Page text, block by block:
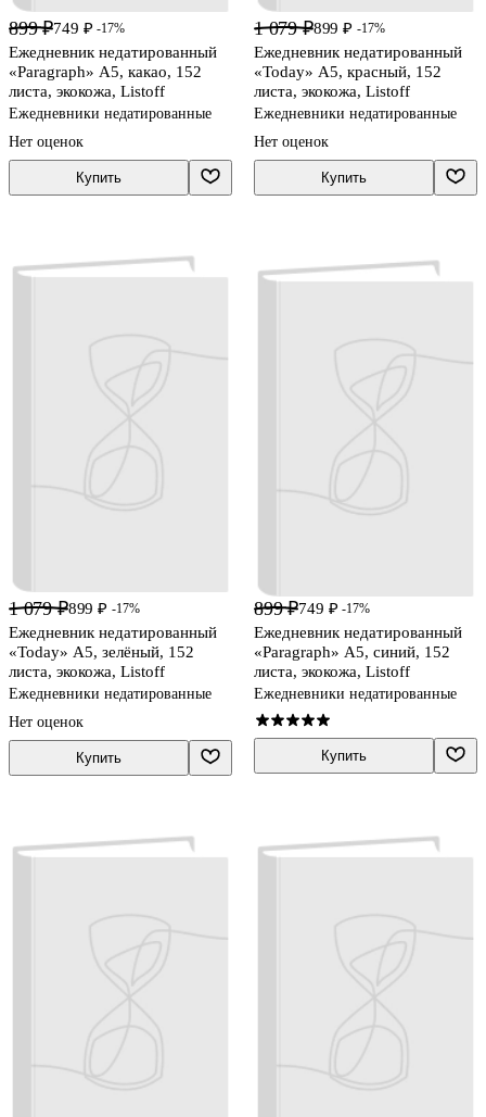
899 ₽749 ₽ -17%
Ежедневник недатированный
«Paragraph» А5, какао, 152
листа, экокожа, Listoff
Ежедневники недатированные
Нет оценок
Купить
1 079 ₽899 ₽ -17%
Ежедневник недатированный
«Today» А5, красный, 152
листа, экокожа, Listoff
Ежедневники недатированные
Нет оценок
Купить
1 079 ₽899 ₽ -17%
Ежедневник недатированный
«Today» А5, зелёный, 152
листа, экокожа, Listoff
Ежедневники недатированные
Нет оценок
Купить
899 ₽749 ₽ -17%
Ежедневник недатированный
«Paragraph» А5, синий, 152
листа, экокожа, Listoff
Ежедневники недатированные
Купить